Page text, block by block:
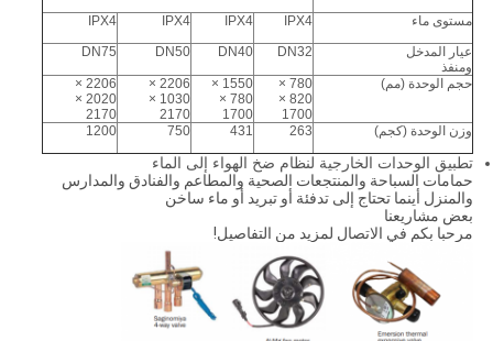
مستوى ماء
IPX4
IPX4
IPX4
IPX4
عيار المدخل
ومنفذ
DN32
DN40
DN50
DN75
حجم الوحدة (مم)
780 ×
820 ×
1700
1550 ×
780 ×
1700
2206 ×
1030 ×
2170
2206 ×
2020 ×
2170
وزن الوحدة (كجم)
263
431
750
1200
تطبيق الوحدات الخارجية لنظام ضخ الهواء إلى الماء
حمامات السباحة والمنتجعات الصحية والمطاعم والفنادق والمدارس
والمنزل أينما تحتاج إلى تدفئة أو تبريد أو ماء ساخن
بعض مشاريعنا
مرحبا بكم في الاتصال لمزيد من التفاصيل!